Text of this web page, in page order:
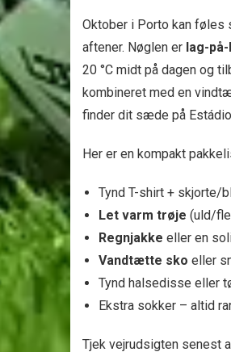
Oktober i Porto kan føles
aftener. Nøglen er lag-
20 °C midt på dagen og
kombineret med en
finder dit sæde på
Her er en kompakt
Tynd T-shirt + skjorte/
Let varm trøje (uld/
Regnjakke eller en
Vandtætte sko eller
Tynd halsedisse eller
Ekstra sokker – altid
Tjek vejrudsigten senest